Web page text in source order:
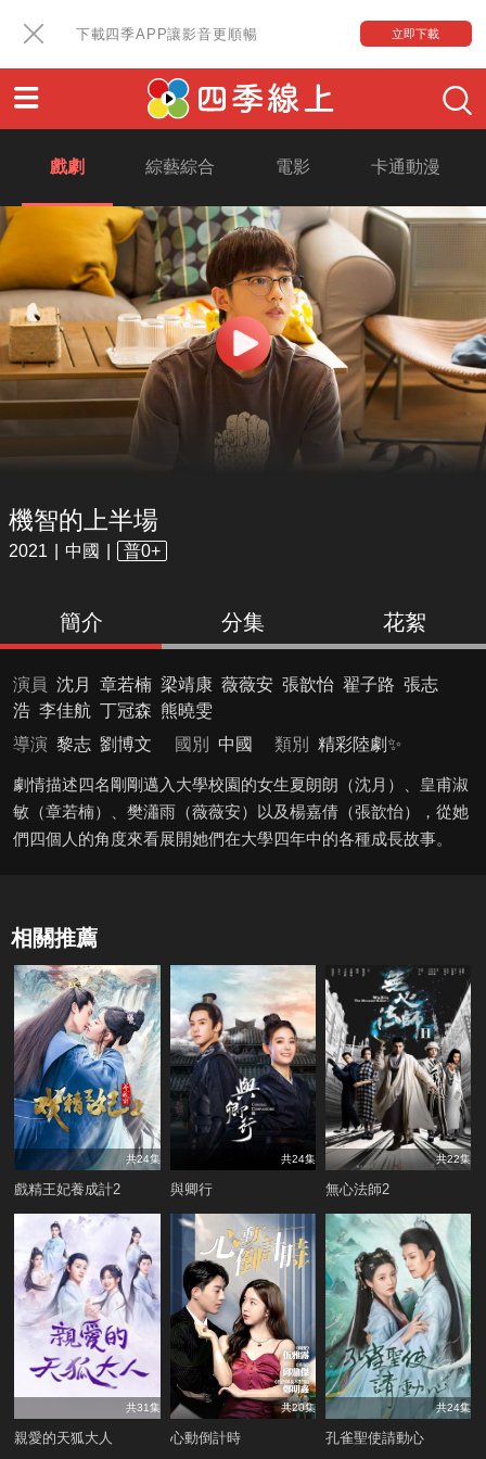
下載四季APP讓影音更順暢 立即下載
戲劇 綜藝綜合 電影 卡通動漫
機智的上半場
2021 中國 普0+
簡介 分集 花絮
演員 沈月 章若楠 梁靖康 薇薇安 張歆怡 翟子路 張志
浩 李佳航 丁冠森 熊曉雯
導演 黎志 劉博文 國別 中國 類別 精彩陸劇✨
劇情描述四名剛剛邁入大學校園的女生夏朗朗（沈月）、皇甫淑
敏（章若楠）、樊瀟雨（薇薇安）以及楊嘉倩（張歆怡），從她
們四個人的角度來看展開她們在大學四年中的各種成長故事。
相關推薦
共24集
戲精王妃養成計2
共24集
與卿行
共22集
無心法師2
共31集
親愛的天狐大人
共20集
心動倒計時
共24集
孔雀聖使請動心